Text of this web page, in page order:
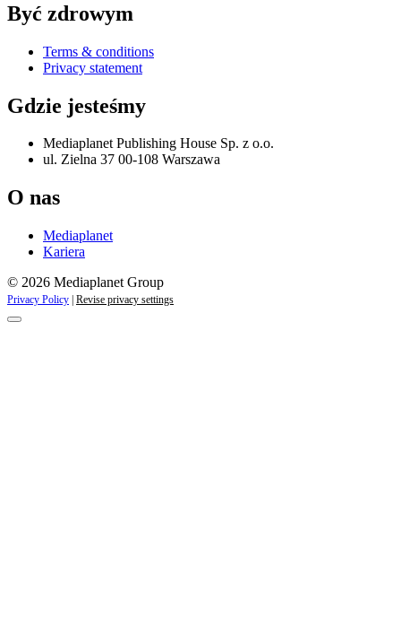
Być zdrowym
Terms & conditions
Privacy statement
Gdzie jesteśmy
Mediaplanet Publishing House Sp. z o.o.
ul. Zielna 37 00-108 Warszawa
O nas
Mediaplanet
Kariera
© 2026 Mediaplanet Group
Privacy Policy Revise privacy settings